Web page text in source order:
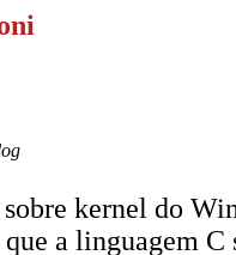
kernel do
a linguagem C